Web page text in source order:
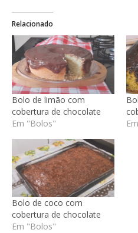
Relacionado
Bolo de limão com
cobertura de chocolate
Em "Bolos"
Bolo de coco com
cobertura de chocolate
Em "Bolos"